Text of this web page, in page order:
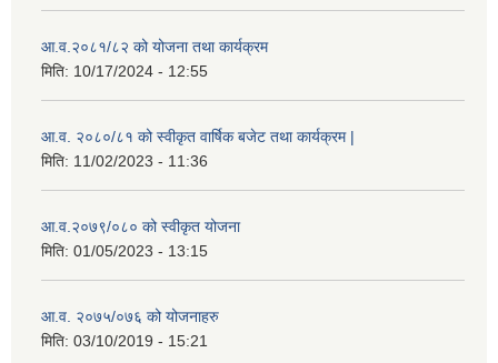
आ.व.२०८१/८२ को योजना तथा कार्यक्रम
मिति: 10/17/2024 - 12:55
आ.व. २०८०/८१ को स्वीकृत वार्षिक बजेट तथा कार्यक्रम |
मिति: 11/02/2023 - 11:36
आ.व.२०७९/०८० को स्वीकृत योजना
मिति: 01/05/2023 - 13:15
आ.व. २०७५/०७६ को योजनाहरु
मिति: 03/10/2019 - 15:21